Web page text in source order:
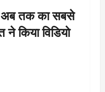
तक का सबसे
किया विडियो